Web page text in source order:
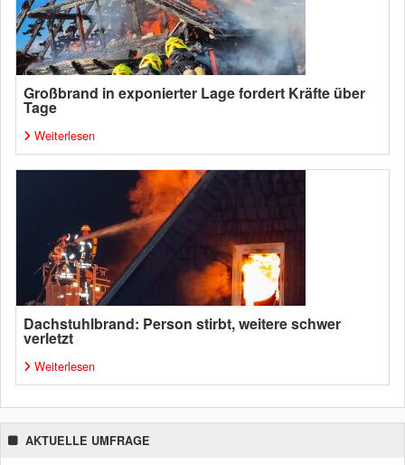
Großbrand in exponierter Lage fordert Kräfte über
Tage
Weiterlesen
Dachstuhlbrand: Person stirbt, weitere schwer
verletzt
Weiterlesen
AKTUELLE UMFRAGE